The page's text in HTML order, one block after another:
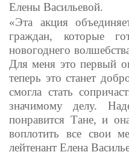
Елены Васильевой.
«Эта акция
граждан, которые
новогоднего
Для меня это первый
теперь это станет
смогла стать
значимому делу.
понравится Тане, и
воплотить все свои
лейтенант Елена